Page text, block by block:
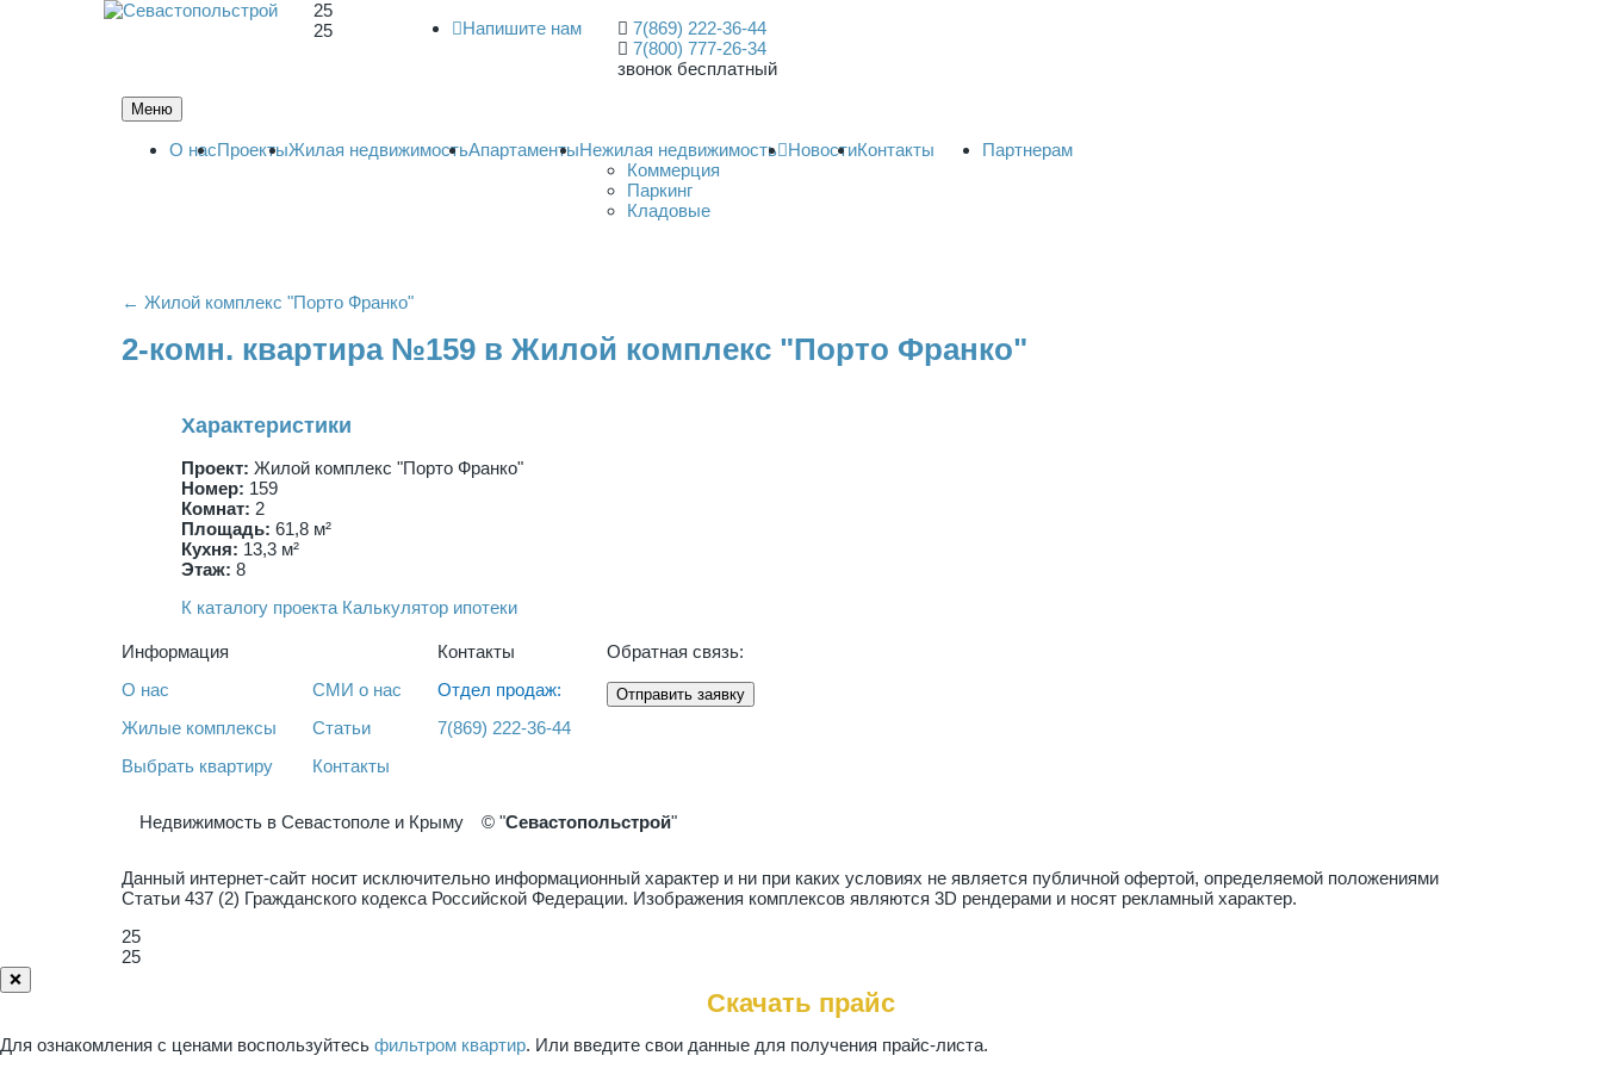
25
25
Напишите нам
7(869) 222-36-44
7(800) 777-26-34
звонок бесплатный
Меню
О насПроектыЖилая недвижимостьАпартаментыНежилая недвижимость
Коммерция
Паркинг
Кладовые
НовостиКонтакты Партнерам
← Жилой комплекс "Порто Франко"
2-комн. квартира №159 в Жилой комплекс "Порто Франко"
Характеристики
Проект: Жилой комплекс "Порто Франко"
Номер: 159
Комнат: 2
Площадь: 61,8 м²
Кухня: 13,3 м²
Этаж: 8
К каталогу проекта Калькулятор ипотеки
Информация
О нас
Жилые комплексы
Выбрать квартиру
СМИ о нас
Статьи
Контакты
Контакты
Отдел продаж:
7(869) 222-36-44
Обратная связь:
Отправить заявку
© "Севастопольстрой"
Недвижимость в Севастополе и Крыму
Данный интернет-сайт носит исключительно информационный характер и ни при каких условиях не является публичной офертой, определяемой положениями
Статьи 437 (2) Гражданского кодекса Российской Федерации. Изображения комплексов являются 3D рендерами и носят рекламный характер.
25
25
❌
Скачать прайс
Для ознакомления с ценами воспользуйтесь фильтром квартир. Или введите свои данные для получения прайс-листа.